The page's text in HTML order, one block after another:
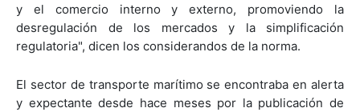
y el comercio interno y externo, promoviendo la
desregulación de los mercados y la simplificación
regulatoria", dicen los considerandos de la norma.
El sector de transporte marítimo se encontraba en alerta
y expectante desde hace meses por la publicación de